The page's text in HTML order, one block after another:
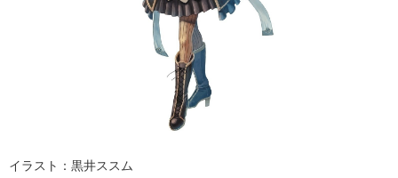
イラスト：黒井ススム